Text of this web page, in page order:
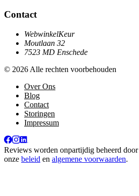
Contact
WebwinkelKeur
Moutlaan 32
7523 MD Enschede
© 2026 Alle rechten voorbehouden
Over Ons
Blog
Contact
Storingen
Impressum
Reviews worden onpartijdig beheerd door
onze beleid en algemene voorwaarden.